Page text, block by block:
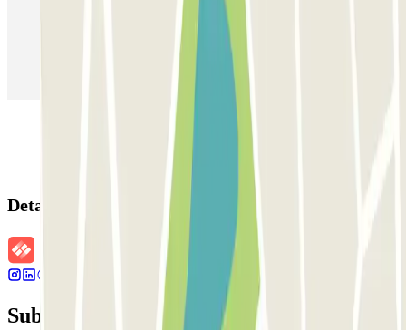
Estacionamento em Madrid
Estacionamento em Aeroporto de Adolfo Suárez Madrid–Barajas
Detalhes da reserva
Subscreva a nossa newsletter e saiba mais